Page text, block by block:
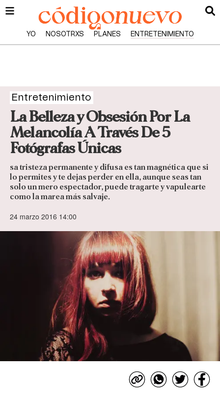
YO NOSOTRXS PLANES ENTRETENIMIENTO
Entretenimiento
La Belleza y Obsesión Por La
Melancolía A Través De 5
Fotógrafas Únicas
sa tristeza permanente y difusa es tan magnética que si
lo permites y te dejas perder en ella, aunque seas tan
solo un mero espectador, puede tragarte y vapulearte
como la marea más salvaje.
24 marzo 2016 14:00